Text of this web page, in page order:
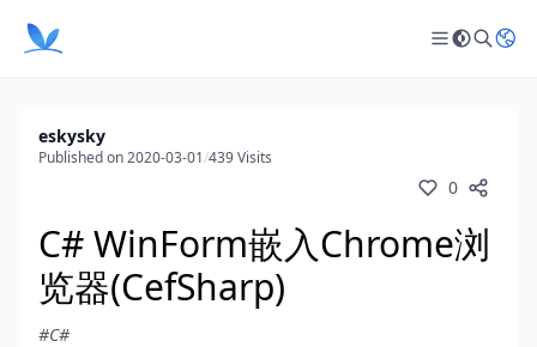
eskysky
Published on 2020-03-01/439 Visits
0
C# WinForm嵌入Chrome浏
览器(CefSharp)
#C#